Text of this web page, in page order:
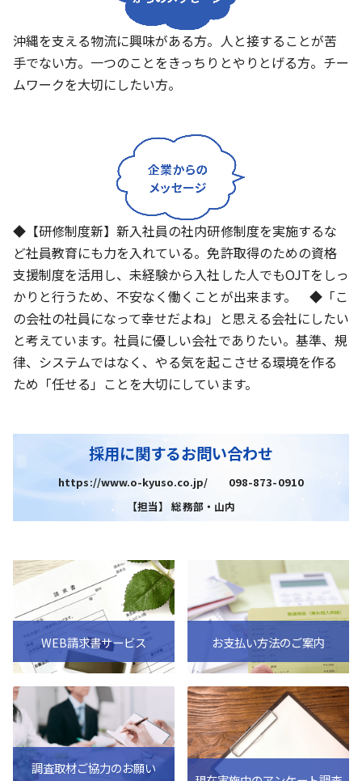
沖縄を支える物流に興味がある方。人と接することが苦
手でない方。一つのことをきっちりとやりとげる方。チー
ムワークを大切にしたい方。
◆【研修制度新】新入社員の社内研修制度を実施するな
ど社員教育にも力を入れている。免許取得のための資格
支援制度を活用し、未経験から入社した人でもOJTをしっ
かりと行うため、不安なく働くことが出来ます。 ◆「こ
の会社の社員になって幸せだよね」と思える会社にしたい
と考えています。社員に優しい会社でありたい。基準、規
律、システムではなく、やる気を起こさせる環境を作る
ため「任せる」ことを大切にしています。
採用に関するお問い合わせ
https://www.o-kyuso.co.jp/ 098-873-0910
【担当】 総務部・山内
WEB請求書サービス お支払い方法のご案内
調査取材ご協力のお願い